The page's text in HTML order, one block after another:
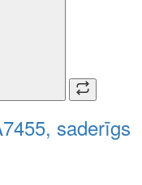
saderīgs